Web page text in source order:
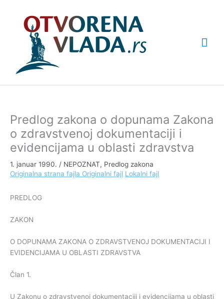
Predlog zakona o dopunama Zakona
o zdravstvenoj dokumentaciji i
evidencijama u oblasti zdravstva
1. januar 1990. / NEPOZNAT, Predlog zakona
Originalna strana fajla Originalni fajl Lokalni fajl
PREDLOG
ZAKON
O DOPUNAMA ZAKONA O ZDRAVSTVENOJ DOKUMENTACIJI I
EVIDENCIJAMA U OBLASTI ZDRAVSTVA
Član 1.
U Zakonu o zdravstvenoj dokumentaciji i evidencijama u oblasti